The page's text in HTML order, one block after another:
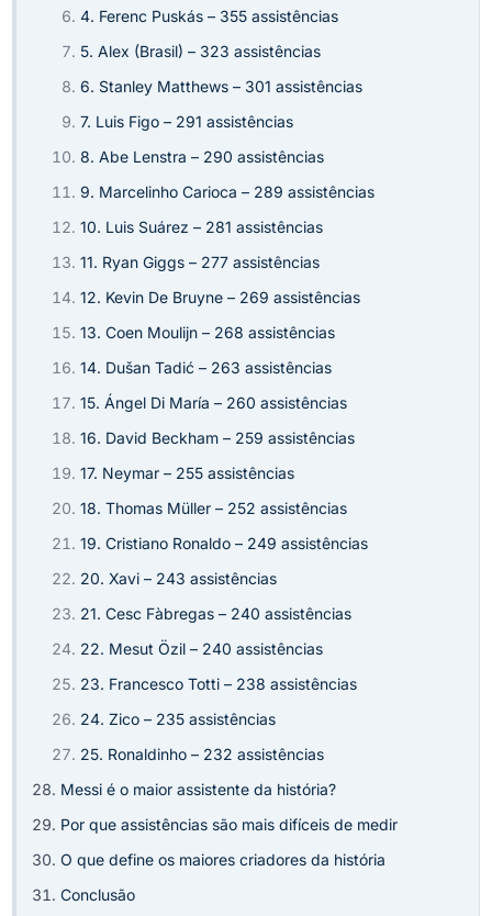
4. Ferenc Puskás – 355 assistências
5. Alex (Brasil) – 323 assistências
6. Stanley Matthews – 301 assistências
7. Luis Figo – 291 assistências
8. Abe Lenstra – 290 assistências
9. Marcelinho Carioca – 289 assistências
10. Luis Suárez – 281 assistências
11. Ryan Giggs – 277 assistências
12. Kevin De Bruyne – 269 assistências
13. Coen Moulijn – 268 assistências
14. Dušan Tadić – 263 assistências
15. Ángel Di María – 260 assistências
16. David Beckham – 259 assistências
17. Neymar – 255 assistências
18. Thomas Müller – 252 assistências
19. Cristiano Ronaldo – 249 assistências
20. Xavi – 243 assistências
21. Cesc Fàbregas – 240 assistências
22. Mesut Özil – 240 assistências
23. Francesco Totti – 238 assistências
24. Zico – 235 assistências
25. Ronaldinho – 232 assistências
Messi é o maior assistente da história?
Por que assistências são mais difíceis de medir
O que define os maiores criadores da história
Conclusão